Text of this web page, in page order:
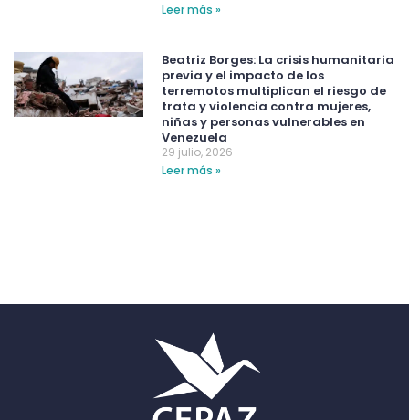
Leer más »
Beatriz Borges: La crisis humanitaria
previa y el impacto de los
terremotos multiplican el riesgo de
trata y violencia contra mujeres,
niñas y personas vulnerables en
Venezuela
29 julio, 2026
Leer más »